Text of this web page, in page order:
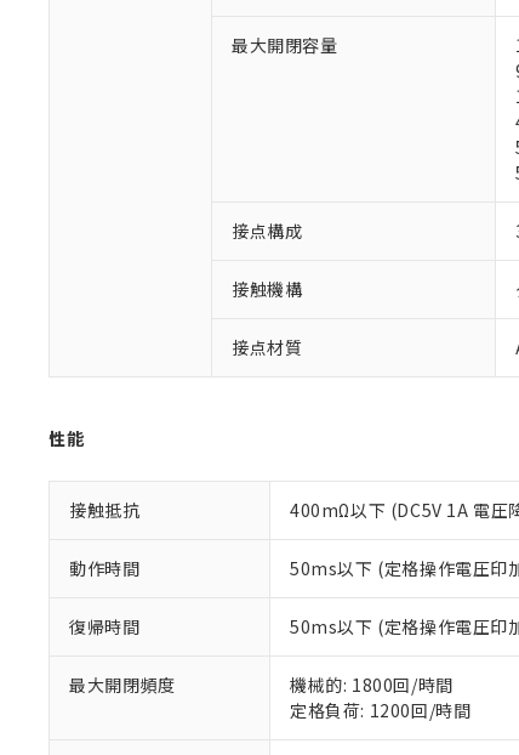
最大開閉容量
接点構成
接触機構
接点材質
性能
接触抵抗 400mΩ以下 (DC5V 1A 電圧
動作時間 50ms以下 (定格操作電圧印
復帰時間 50ms以下 (定格操作電圧印
最大開閉頻度
機械的: 1800回/時間
定格負荷: 1200回/時間
ご利用
本サー
くもので
当社制
在庫状
のであ
マイパー
ている必
お客様が
が、当社
さい。
対応済み
対応予定：EU
対応予定なし
調査・確認中
非該当品：ラ
仕入先様の事
*EU RoHS指令（10
鉛(Pb) 1000ppm
フタル酸ビス(2-エ
フタル酸エステル
※3 非含有証
下記の非含有証
EU RoHS指令
51物質の非含有
※本証明書は発
※1 中国
「○」：最大
「×」：最大
「－」：未確
Pb(鉛) :1000ppm
Cr(Ⅵ)(六価クロム)
DBP(フタル酸ジブ
DEHP(フタル酸ビ
「ｅ」：有害
「10」：通常
「－」：未確認
当社は
う）を
などの必
当社は
一定
－
在庫
機器
空
白
受注